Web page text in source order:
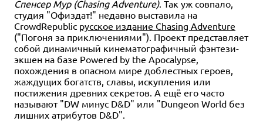
Спенсер Мур (Chasing Adventure). Так уж совпало,
студия "Офиздат!" недавно выставила на
CrowdRepublic русское издание Chasing Adventure
("Погоня за приключениями"). Проект представляет
собой динамичный кинематографичный фэнтези-
экшен на базе Powered by the Apocalypse,
похождения в опасном мире доблестных героев,
жаждущих богатств, славы, искупления или
постижения древних секретов. А ещё его часто
называют "DW минус D&D" или "Dungeon World без
лишних атрибутов D&D".